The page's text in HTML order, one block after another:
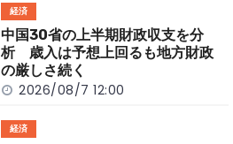
経済
中国30省の上半期財政収支を分
析 歳入は予想上回るも地方財政
の厳しさ続く
2026/08/7 12:00
経済